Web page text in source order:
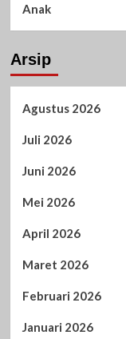
Anak
Arsip
Agustus 2026
Juli 2026
Juni 2026
Mei 2026
April 2026
Maret 2026
Februari 2026
Januari 2026